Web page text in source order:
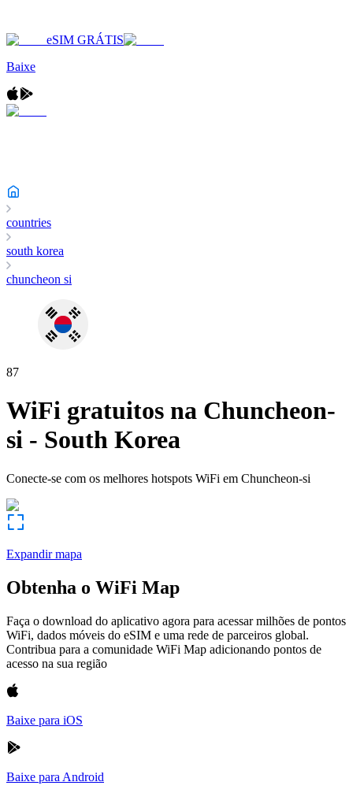
eSIM GRÁTIS
Baixe
countries
south korea
chuncheon si
87
WiFi gratuitos na Chuncheon-
si - South Korea
Conecte-se com os melhores hotspots WiFi em Chuncheon-si
Expandir mapa
Obtenha o WiFi Map
Faça o download do aplicativo agora para acessar milhões de pontos
WiFi, dados móveis do eSIM e uma rede de parceiros global.
Contribua para a comunidade WiFi Map adicionando pontos de
acesso na sua região
Baixe para iOS
Baixe para Android